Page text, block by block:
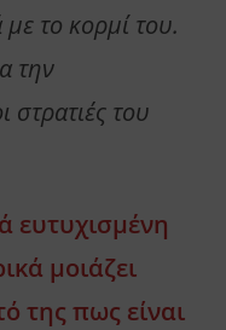
το κορμί του.
την
στρατιές του
ευτυχισμένη
μοιάζει
της πως είναι